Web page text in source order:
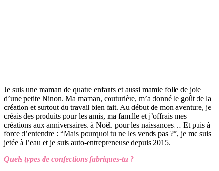
Je suis une maman de quatre enfants et aussi mamie folle de joie
d’une petite Ninon. Ma maman, couturière, m’a donné le goût de la
création et surtout du travail bien fait. Au début de mon aventure, je
créais des produits pour les amis, ma famille et j’offrais mes
créations aux anniversaires, à Noël, pour les naissances… Et puis à
force d’entendre : “Mais pourquoi tu ne les vends pas ?”, je me suis
jetée à l’eau et je suis auto-entrepreneuse depuis 2015.
Quels types de confections fabriques-tu ?